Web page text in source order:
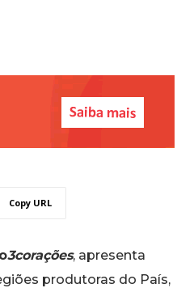
Copy URL
3corações, apresenta
produtoras do País,